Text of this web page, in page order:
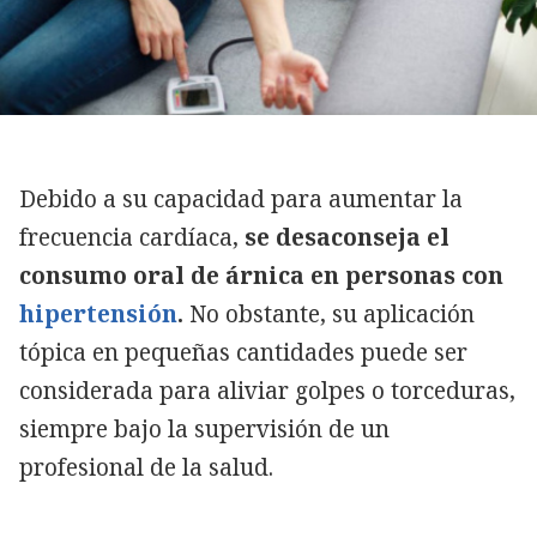
Debido a su capacidad para aumentar la
frecuencia cardíaca, se desaconseja el
consumo oral de árnica en personas con
hipertensión. No obstante, su aplicación
tópica en pequeñas cantidades puede ser
considerada para aliviar golpes o torceduras,
siempre bajo la supervisión de un
profesional de la salud.